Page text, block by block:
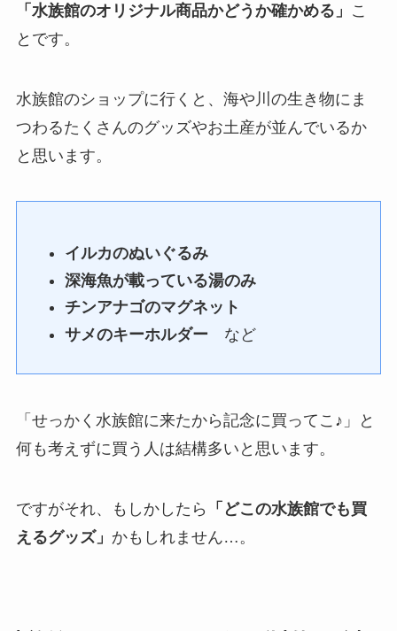
「水族館のオリジナル商品かどうか確かめる」 こ
とです。
水族館のショップに行くと、海や川の生き物にま
つわるたくさんのグッズやお土産が並んでいるか
と思います。
イルカのぬいぐるみ
深海魚が載っている湯のみ
チンアナゴのマグネット
サメのキーホルダー など
「せっかく水族館に来たから記念に買ってこ♪」と
何も考えずに買う人は結構多いと思います。
ですがそれ、もしかしたら
「どこの水族館でも買
えるグッズ」 かもしれません…。